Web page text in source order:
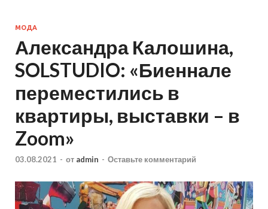
МОДА
Александра Калошина,
SOLSTUDIO: «Биеннале
переместились в
квартиры, выставки – в
Zoom»
03.08.2021 - от admin - Оставьте комментарий